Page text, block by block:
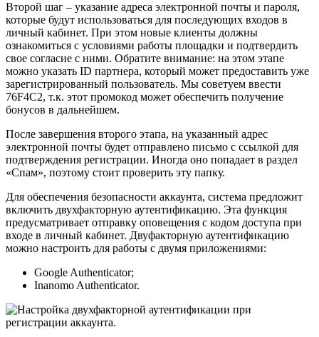
Второй шаг – указание адреса электронной почты и пароля,
которые будут использоваться для последующих входов в
личный кабинет. При этом новые клиенты должны
ознакомиться с условиями работы площадки и подтвердить
свое согласие с ними. Обратите внимание: на этом этапе
можно указать ID партнера, который может предоставить уже
зарегистрированный пользователь. Мы советуем ввести
76F4C2, т.к. этот промокод может обеспечить получение
бонусов в дальнейшем.
После завершения второго этапа, на указанный адрес
электронной почты будет отправлено письмо с ссылкой для
подтверждения регистрации. Иногда оно попадает в раздел
«Спам», поэтому стоит проверить эту папку.
Для обеспечения безопасности аккаунта, система предложит
включить двухфакторную аутентификацию. Эта функция
предусматривает отправку оповещения с кодом доступа при
входе в личный кабинет. Двуфакторную аутентификацию
можно настроить для работы с двумя приложениями:
Google Authenticator;
Inanomo Authenticator.